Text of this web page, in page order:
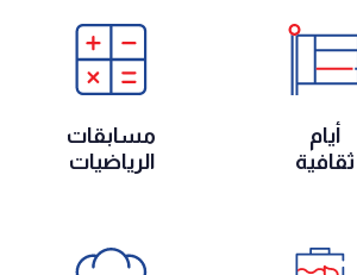
أيام
ثقافية
مسابقات
الرياضيات